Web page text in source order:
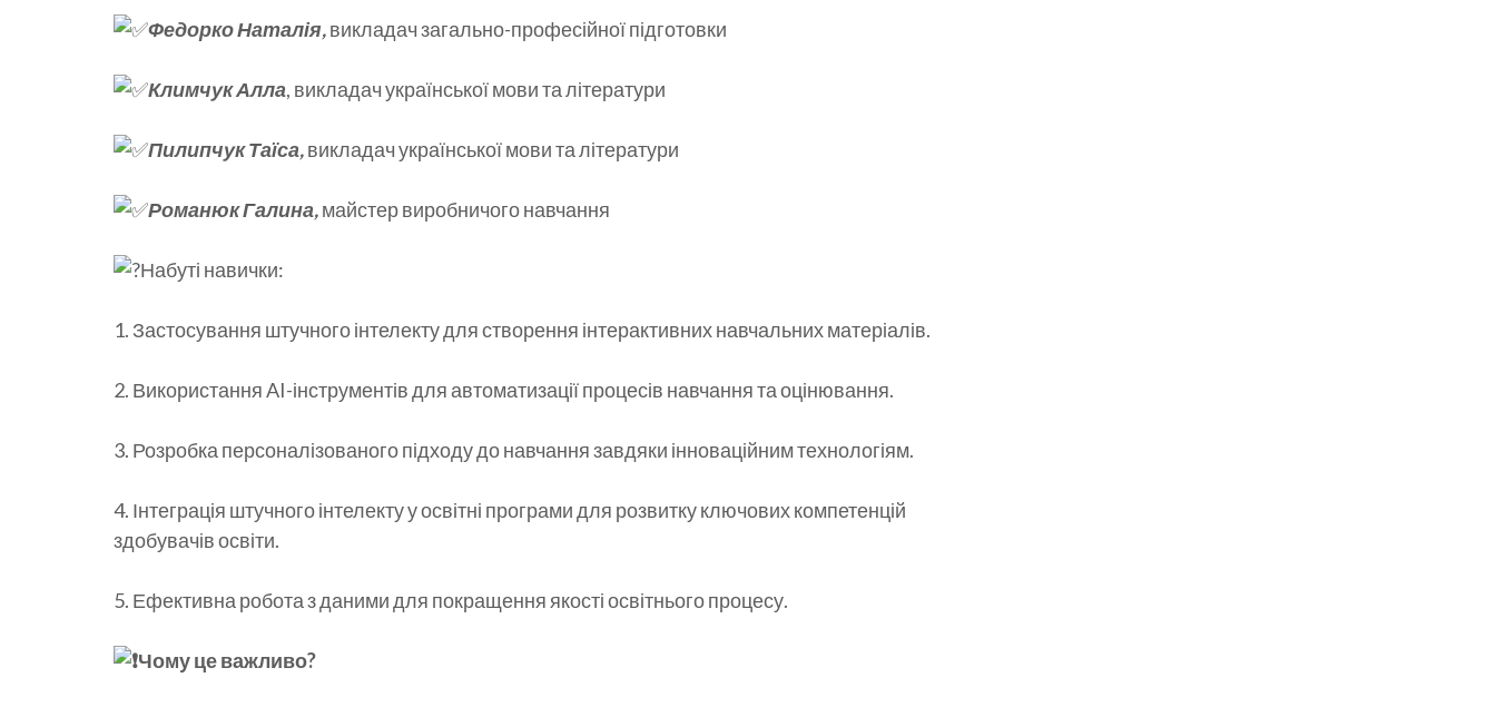
Федорко Наталія,викладач загально-професійної підготовки
Климчук Алла, викладач української мови та літератури
Пилипчук Таїса,викладач української мови та літератури
Романюк Галина,майстер виробничого навчання
Набуті навички:
1️. Застосування штучного інтелекту для створення інтерактивних навчальних матеріалів.
2️. Використання AI-інструментів для автоматизації процесів навчання та оцінювання.
3️. Розробка персоналізованого підходу до навчання завдяки інноваційним технологіям.
4️. Інтеграція штучного інтелекту у освітні програми для розвитку ключових компетенцій
здобувачів освіти.
5️. Ефективна робота з даними для покращення якості освітнього процесу.
Чому це важливо?